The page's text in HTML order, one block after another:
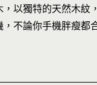
以獨特的天然木紋
不論你手機胖瘦都